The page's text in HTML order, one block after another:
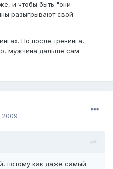
и чтобы быть "они
разыгрывают свой
Но после тренинга,
мужчина дальше сам
2009
потому как даже самый